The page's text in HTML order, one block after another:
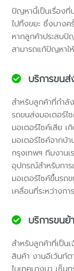
ปัญหานี้เป็นเรื่อง
ไปทิ้งขยะ ซึ่งบางค
หากลูกค้าประสบปั
สามารถแก้ปัญหาใ
บริการขนส่
สำหรับลูกค้าที่กำลั
รถขนส่งมอเตอร์ไ
มอเตอร์ไซค์เสีย
มอเตอร์ไซค์จากบ้
กรุงเทพฯ ทีมงาน
อุปกรณ์สำหรับการ
มอเตอร์ไซค์ขึ้นรถ
เคลื่อนที่ระหว่างก
บริการขน
สำหรับลูกค้าที่เป็น
สินค้า งานอีเว้นท์